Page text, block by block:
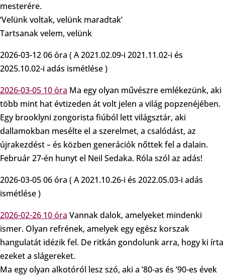
mesterére.
‘Velünk voltak, velünk maradtak’
Tartsanak velem, velünk
2026-03-12 06 óra ( A 2021.02.09-i 2021.11.02-i és
2025.10.02-i adás ismétlése )
2026-03-05 10 óra Ma egy olyan művészre emlékezünk, aki
több mint hat évtizeden át volt jelen a világ popzenéjében.
Egy brooklyni zongorista fiúból lett világsztár, aki
dallamokban mesélte el a szerelmet, a csalódást, az
újrakezdést – és közben generációk nőttek fel a dalain.
Február 27-én hunyt el Neil Sedaka. Róla szól az adás!
2026-03-05 06 óra ( A 2021.10.26-i és 2022.05.03-i adás
ismétlése )
2026-02-26 10 óra Vannak dalok, amelyeket mindenki
ismer. Olyan refrének, amelyek egy egész korszak
hangulatát idézik fel. De ritkán gondolunk arra, hogy ki írta
ezeket a slágereket.
Ma egy olyan alkotóról lesz szó, aki a ’80-as és ’90-es évek